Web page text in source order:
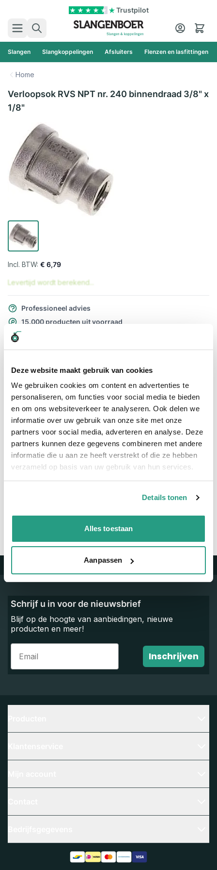
Deze website maakt gebruik van cookies
We gebruiken cookies om content en advertenties te
personaliseren, om functies voor social media te bieden
en om ons websiteverkeer te analyseren. Ook delen we
informatie over uw gebruik van onze site met onze
partners voor social media, adverteren en analyse. Deze
partners kunnen deze gegevens combineren met andere
informatie die u aan ze heeft verstrekt of die ze hebben
verzameld op basis van uw gebruik van hun services.
Details tonen
Alles toestaan
Aanpassen
Trustpilot
Zoek
Cart
Slangen Slangkoppelingen Afsluiters Flenzen en lasfittingen
Home
Verloopsok RVS NPT nr. 240 binnendraad 3/8" x
1/8"
€ 6,79
Levertijd wordt berekend...
Professioneel advies
15.000 producten uit voorraad
Snelle levering
Snel naar
Meer informatie
Meer informatie
Maatvoering koppeling 3/8" x 1/8"
Vragen? Neem dan nu contact op
Schrijf u in voor de nieuwsbrief
Blijf op de hoogte van aanbiedingen, nieuwe
producten en meer!
Email
Inschrijven